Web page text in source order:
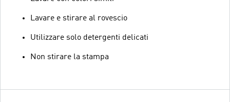
Lavare e stirare al rovescio
Utilizzare solo detergenti delicati
Non stirare la stampa